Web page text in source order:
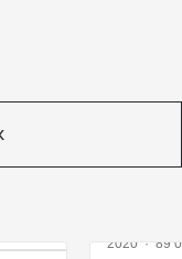
2020 · 89